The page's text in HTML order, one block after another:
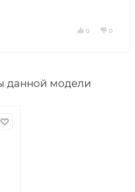
0 0
данной модели